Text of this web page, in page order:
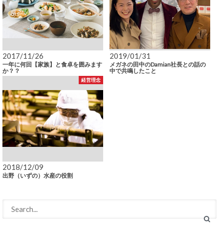
2017/11/26
一年に何回【家族】と食卓を囲みます
か？？
2019/01/31
メガネの田中のDamian社長との話の
中で共鳴したこと
経営理念
2018/12/09
出野（いずの）水産の役割